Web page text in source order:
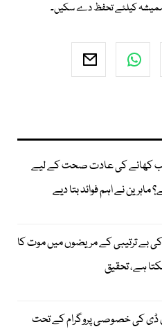
ہمیشہ کیلئے تحفظ دے سکیں۔
کھانے کی عادت صحت کے لیے
نے اہم فوائد بتا دیے
بے ترتیبی کے مریضوں میں موت کا
ہے، تحقیق
ڈی کی خصوصی پروگرام کے تحت